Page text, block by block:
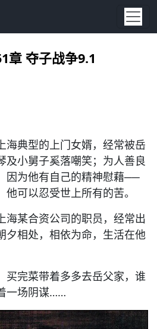
章 夺子战争9.1
海典型的上门女婿，经常被岳
及小舅子奚落嘲笑；为人善良
因为他有自己的精神慰藉──
可以忍受世上所有的苦。
海某合资公司的职员，经常出
夕相处，相依为命，生活在他
买完菜带着多多去岳父家，谁
一场阴谋……